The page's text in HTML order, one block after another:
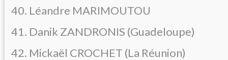
40. Léandre MARIMOUTOU
41. Danik ZANDRONIS (Guadeloupe)
42. Mickaël CROCHET (La Réunion)